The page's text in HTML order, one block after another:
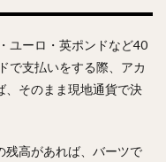
ユーロ・英ポンドなど40
で支払いをする際、アカ
、そのまま現地通貨で決
残高があれば、バーツで